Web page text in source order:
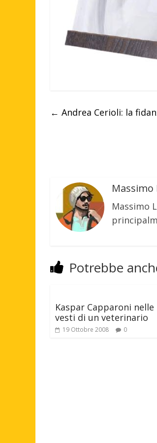
← Andrea Cerioli: la
Massimo
Massimo
Potrebbe
Kaspar Capparoni nelle
vesti di un veterinario
19 Ottobre 2008 0